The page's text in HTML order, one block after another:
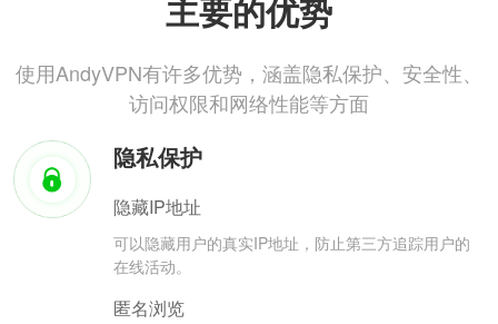
主要的优势
使用AndyVPN有许多优势，涵盖隐私保护、安全性、
访问权限和网络性能等方面
隐私保护
隐藏IP地址
可以隐藏用户的真实IP地址，防止第三方追踪用户的
在线活动。
匿名浏览